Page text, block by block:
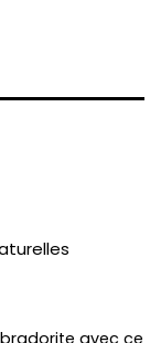
avec ce